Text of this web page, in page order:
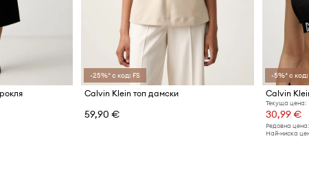
-25%* с код: FS
Calvin Klein топ дамски
59,90 €
-5%* с код:
Calvin
Текуща цена:
30,99 €
Редовна цена:
Най-ниска